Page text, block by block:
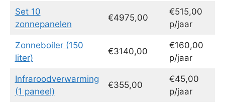
Set 10
zonnepanelen
€4975,00
€515,00
p/jaar
Zonneboiler (150
liter)
€3140,00
€160,00
p/jaar
Infraroodverwarming
(1 paneel)
€355,00
€45,00
p/jaar